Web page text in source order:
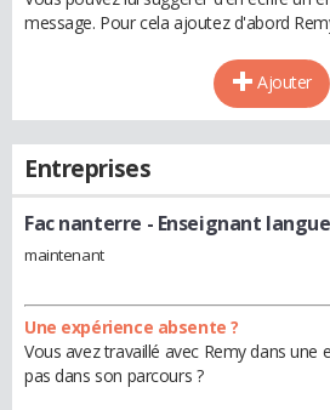
message. Pour cela ajoutez d'abord
Ajouter
Entreprises
Fac nanterre - Enseignant
maintenant
Une expérience absente ?
Vous avez travaillé avec Remy dans une
pas dans son parcours ?